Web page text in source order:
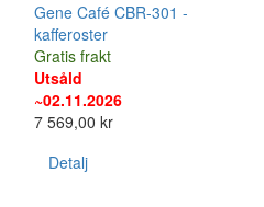
Gene Café CBR-301 -
kafferoster
Gratis frakt
Utsåld
~02.11.2026
7 569,00 kr
Detalj